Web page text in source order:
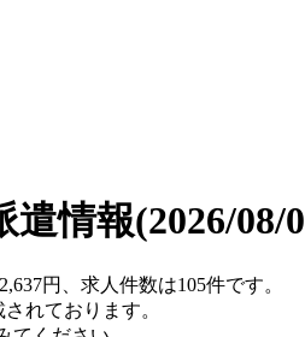
遣情報(2026/08/
円、求人件数は105件です。
れております。